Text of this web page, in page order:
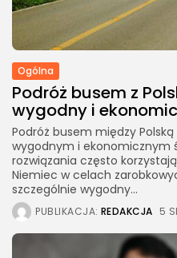
Ogólna
Podróż busem z
wygodny i
Podróż busem między
wygodnym i ekonomicznym
rozwiązania często
Niemiec w celach
szczególnie wygodny...
PUBLIKACJA: REDAKCJA 5